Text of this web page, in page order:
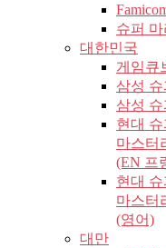
슈퍼
대한민국
게임큐
삼성
삼성
현대 슈
마스터
(EN 프
현대 슈
마스터
(영어)
대만